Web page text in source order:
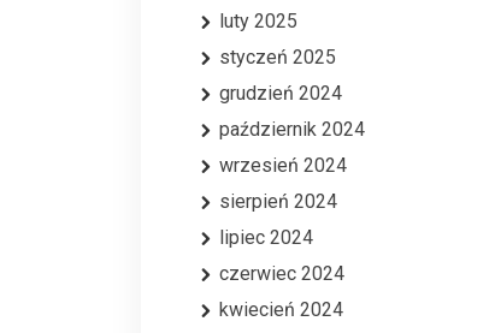
luty 2025
styczeń 2025
grudzień 2024
październik 2024
wrzesień 2024
sierpień 2024
lipiec 2024
czerwiec 2024
kwiecień 2024